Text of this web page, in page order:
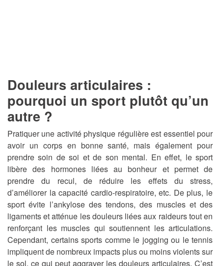
Douleurs articulaires :
pourquoi un sport plutôt qu’un
autre ?
Pratiquer une activité physique régulière est essentiel pour
avoir un corps en bonne santé, mais également pour
prendre soin de soi et de son mental. En effet, le sport
libère des hormones liées au bonheur et permet de
prendre du recul, de réduire les effets du stress,
d’améliorer la capacité cardio-respiratoire, etc. De plus, le
sport évite l’ankylose des tendons, des muscles et des
ligaments et atténue les douleurs liées aux raideurs tout en
renforçant les muscles qui soutiennent les articulations.
Cependant, certains sports comme le jogging ou le tennis
impliquent de nombreux impacts plus ou moins violents sur
le sol, ce qui peut aggraver les douleurs articulaires. C’est